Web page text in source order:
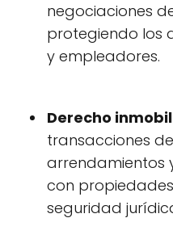
negociaciones
protegiendo los
y empleadores.
Derecho
transacciones
arrendamientos
con
seguridad